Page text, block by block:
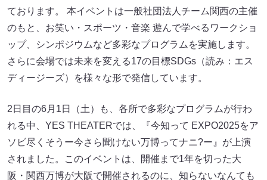
ております。 本イベントは一般社団法人チーム関西の主催
のもと、お笑い・スポーツ・音楽 遊んで学べるワークショ
ップ、シンポジウムなど多彩なプログラムを実施します。
さらに会場では未来を変える17の目標SDGs（読み：エス
ディージーズ）を様々な形で発信しています。
2日目の6月1日（土）も、各所で多彩なプログラムが行わ
れる中、YES THEATERでは、『今知って EXPO2025をア
ソビ尽くそうー今さら聞けない万博ってナニ?ー』が上演
されました。このイベントは、開催まで1年を切った大
阪・関西万博が大阪で開催されるのに、知らないなんても